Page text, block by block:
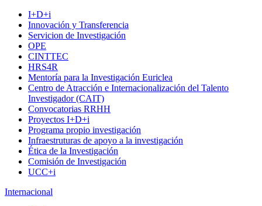
I+D+i
Innovación y Transferencia
Servicion de Investigación
OPE
CINTTEC
HRS4R
Mentoría para la Investigación Euriclea
Centro de Atracción e Internacionalización del Talento
Investigador (CAIT)
Convocatorias RRHH
Proyectos I+D+i
Programa propio investigación
Infraestruturas de apoyo a la investigación
Ética de la Investigación
Comisión de Investigación
UCC+i
Internacional